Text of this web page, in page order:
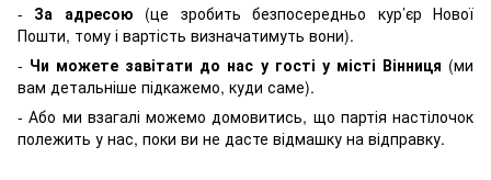
- За адресою (це зробить безпосередньо кур’єр Нової
Пошти, тому і вартість визначатимуть вони).
- Чи можете завітати до нас у гості у місті Вінниця (ми
вам детальніше підкажемо, куди саме).
- Або ми взагалі можемо домовитись, що партія настілочок
полежить у нас, поки ви не дасте відмашку на відправку.